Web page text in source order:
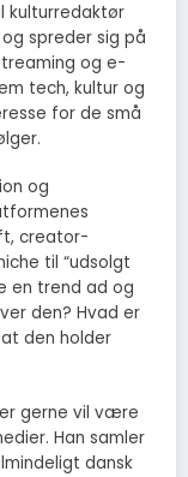
kulturredaktør
spreder sig på
og e-
tech, kultur og
for de små
og
creator-
til “udsolgt
en trend ad og
den? Hvad er
den holder
gerne vil være
Han samler
dansk